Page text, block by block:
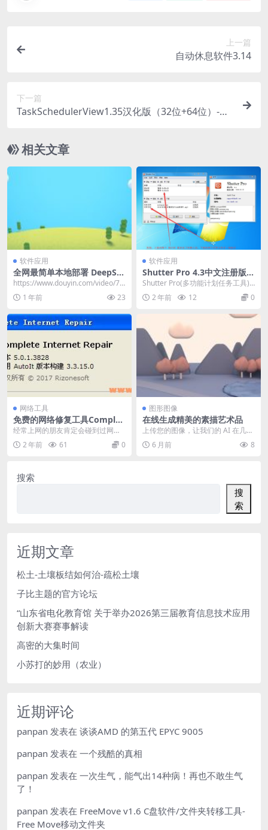
上一篇
自动休息软件3.14
下一篇
TaskSchedulerView1.35汉化版（32位+64位）-Wi
相关文章
软件应用
全网最简单本地部署 DeepSe
ek-R1教程
https://www.douyin.com/video/74
684674158...
1 年前 23
软件应用
Shutter Pro 4.3中文注册版
(多功能计划任务工具)
Shutter Pro(多功能计划任务工具)
是一个强大而灵活的多功能计划工
具。 ...
2 年前 12 0
网络工具
免费的网络修复工具Complet
e Internet Repair 5.0.1 Buil
经常上网的朋友肯定会碰到过网络
突然间因为某个软件或不知道什么
情况导致无法正常上网...
2 年前 61 0
图形图像
在线生成精美的素描艺术品
上传您的图像，让我们的 AI 在几秒
钟内创建精美的素描艺术品 如果不
满意，可以点...
6 月前 8
搜索
搜
索
近期文章
松土-土壤板结如何治-疏松土壤
子比主题的官方论坛
“山东省电化教育馆 关于举办2026第三届教育信息技术应用
创新大赛赛事解读
高密的大集时间
小苏打的妙用（农业）
近期评论
panpan 发表在 谈谈AMD 的第五代 EPYC 9005
panpan 发表在 一个残酷的真相
panpan 发表在 一次生气，能气出14种病！再也不敢生气
了！
panpan 发表在 FreeMove v1.6 C盘软件/文件夹转移工具-
Free Move移动文件夹